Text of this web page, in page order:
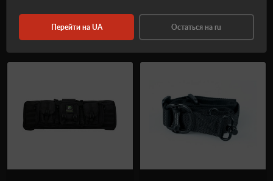
Рекомендуемые товары
Перейти на UA Остаться на ru